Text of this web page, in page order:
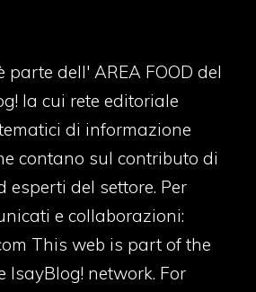
parte dell' AREA FOOD del
la cui rete editoriale
di informazione
contano sul contributo di
del settore. Per
e collaborazioni:
This web is part of the
IsayBlog! network. For